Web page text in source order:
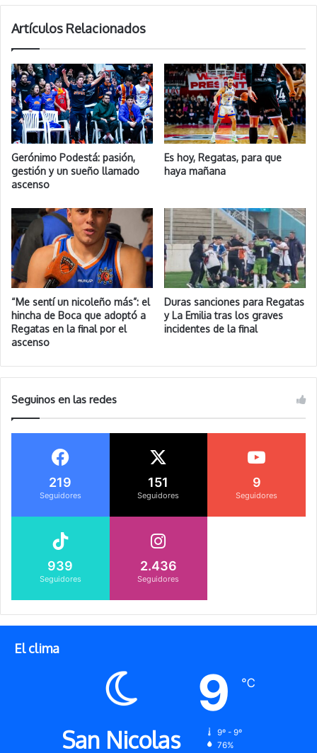
Artículos Relacionados
Gerónimo Podestá: pasión,
gestión y un sueño llamado
ascenso
Es hoy, Regatas, para que
haya mañana
“Me sentí un nicoleño más”: el
hincha de Boca que adoptó a
Regatas en la final por el
ascenso
Duras sanciones para Regatas
y La Emilia tras los graves
incidentes de la final
Seguinos en las redes
219
Seguidores
151
Seguidores
9
Seguidores
939
Seguidores
2.436
Seguidores
El clima
San Nicolas
9 ℃
9º - 9º
76%